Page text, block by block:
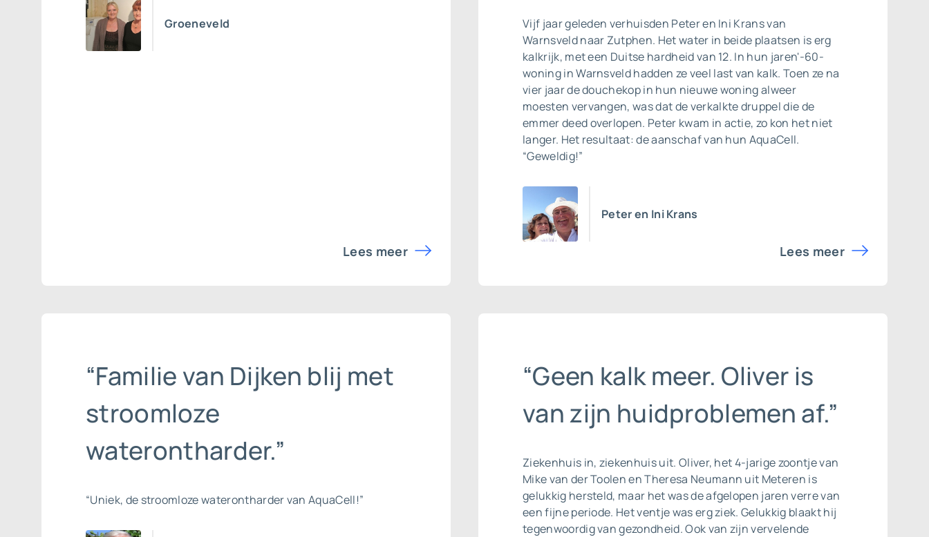
Groeneveld
Lees meer
Vijf jaar geleden verhuisden Peter en Ini Krans van
Warnsveld naar Zutphen. Het water in beide plaatsen is erg
kalkrijk, met een Duitse hardheid van 12. In hun jaren'-60-
woning in Warnsveld hadden ze veel last van kalk. Toen ze na
vier jaar de douchekop in hun nieuwe woning alweer
moesten vervangen, was dat de verkalkte druppel die de
emmer deed overlopen. Peter kwam in actie, zo kon het niet
langer. Het resultaat: de aanschaf van hun AquaCell.
“Geweldig!”
Peter en Ini Krans
Lees meer
“Familie van Dijken blij met
stroomloze
waterontharder.”
“Uniek, de stroomloze waterontharder van AquaCell!”
“Geen kalk meer. Oliver is
van zijn huidproblemen af.”
Ziekenhuis in, ziekenhuis uit. Oliver, het 4-jarige zoontje van
Mike van der Toolen en Theresa Neumann uit Meteren is
gelukkig hersteld, maar het was de afgelopen jaren verre van
een fijne periode. Het ventje was erg ziek. Gelukkig blaakt hij
tegenwoordig van gezondheid. Ook van zijn vervelende